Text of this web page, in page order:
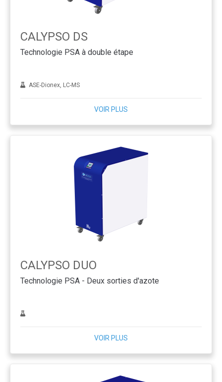
CALYPSO DS
Technologie PSA à double étape
ASE-Dionex, LC-MS
VOIR PLUS
CALYPSO DUO
Technologie PSA - Deux sorties d'azote
VOIR PLUS